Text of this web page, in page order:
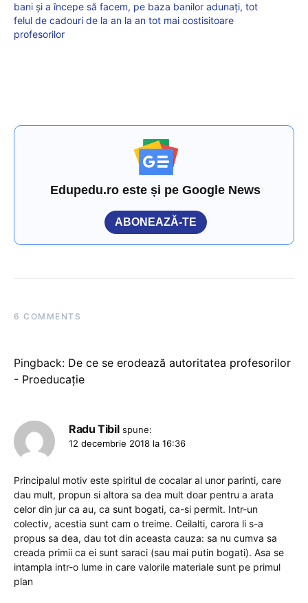
bani și a începe să facem, pe baza banilor adunați, tot
felul de cadouri de la an la an tot mai costisitoare
profesorilor
Edupedu.ro este și pe Google News
ABONEAZĂ-TE
6 COMMENTS
Pingback: De ce se erodează autoritatea profesorilor
- Proeducație
Radu Tibil spune:
12 decembrie 2018 la 16:36
Principalul motiv este spiritul de cocalar al unor parinti, care
dau mult, propun si altora sa dea mult doar pentru a arata
celor din jur ca au, ca sunt bogati, ca-si permit. Intr-un
colectiv, acestia sunt cam o treime. Ceilalti, carora li s-a
propus sa dea, dau tot din aceasta cauza: sa nu cumva sa
creada primii ca ei sunt saraci (sau mai putin bogati). Asa se
intampla intr-o lume in care valorile materiale sunt pe primul
plan